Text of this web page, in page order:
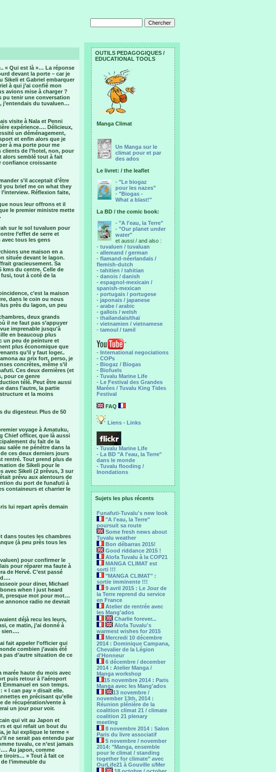
OUTILS PEDAGOGIQUES /
EDUCATIONAL TOOLS
Manga Climat
Un Manga sur le
climat pour et par
des ados
Le livret: / the leaflet
- "Le biogaz
pour les nazes"
- "Biogas -
What a blast!"
La BD / the comic book:
- "A l'eau, la Terre"
- "Our planet under
water"
et aussi / and also :
- tuvaluen / tuvaluan
- allemand / german
- flamand-néerlandais /
flemish-dutch
- tahitien / tahitian
- danois / danish
- espagnol-mexicain /
spanish-mexican
- portugais / portugese
- japonais / japanese
- arabe / arabic
- gallois / welsh
- thaïlandais/thaï
- vietnamien / vietnamese
- tamoul / tamil
- International negociations
- COPs
- Biogaz / Biogas
- Biofuels
- Tuvalu Marine Life
- Le Festival des Grandes
Marées / Tuvalu King Tides
Festival
FAQ
Liens - Links
- Tuvalu Marine Life
- La BD "A l'eau, la Terre"
dans le monde
- Tuvalu flooding /
Inondations
Sujets les plus récents
Funafuti-Tuvalu's new look
"A l'eau, la Terre"
poursuit sa route
Some fresh news about
Tuvalu weather
Bon débarras 2015!
Good riddance 2015 !
Alofa Tuvalu à la COP21
MANGA CLIMAT est
sorti !!!
"MANGA CLIMAT" :
sortie imminente !!!
9 avril 2015 : Le Jour de
la Terre reprend du service
en France
Atelier de rentrée avec
les Mang'ados
Charlie forever...
Alofa Tuvalu's
warmest wishes for 2015
Mercredi 10 décembre
2014 : Dominique Campana,
Chevalier de la Légion
d'Honneur
6 décembre / december
2014 : Atelier Manga /
Manga workshop
15 novembre 2014 : Paris
Manga avec les Mang'ados
13 novembre /
november 13th, 2014 :
Réunion plénière de la
coalition climat 21 / climate
coalition 21 plenary
meeting
8 novembre 2014 : Salon
Paris du livre associatif
5 novembre / november
2014: "Manga, ensemble
pour le climat / standing
together for climate" avec
OurLife21 à Gouville s/Mer
« Qui est là »… La réponse
devant la porte – car je
Sikeli et Gabriel embarquer
à qui j’ai confié mon
avions mise à charger ?
pu tenir une conversation
j’entendais du tuvaluen…
visite à Nala et Penni
expérience…. Délicieux,
un déménagement,
et enfin alors que je
à ma porte pour me
clients de l’hotel, non, pour
alors semblé tout à fait
confiance croissante
s’il acceptait d’être
you brief me on what they
Réflexion faite,
nous leur offrons et il
le premier ministre mette
sur le sol tuvaluen pour
l’effet de serre et
avec tous les gens
une maison en a
située devant le lagon.
gracieusement. Sa
kms du centre. Celle de
tout à coté de la
c’est la maison
dans le coin ou nous
près du lagon, un peu
deux grands
il ne faut pas s’appuyer
imprenable jusqu'à
en beaucoup plus
un peu de peinture et
plus économique que
qu’il y faut loger..
au prix fort, perso, je
concrètes, même s’il
Ces deux dernières (et
pour ce genre
télé. Peut être aussi
dans l’autre, la partie
et la moins
du digesteur. Plus de 50
voyage à Amatuku,
Chief officer, que là aussi
du fait de la
salée ne pénètre dans la
ces deux derniers jours
rentré. Tout prend plus de
de Sikeli pour le
avec Sikeli (2 prévus, 3 sur
prévu aux alentours de
du port de funafuti à
containeurs et charrier le
lui repart après demain
dans toutes les chambres
(à peu près tous les
pour confirmer le
pour réparer ma faute à
de Hervé. C’est passé
pour diner, Michael
when I just heard
presque mot pour mot…
annonce radio ne devrait
déjà recu les leurs,
ce matin, j’ai donné à
sien….
fait appeler l’officier qui
combien j’avais été
pas d’autre situation de ce
marée haute du mois avec
puis retour à l’aéroport
Emmanuel en son temps.
« I can pay » disait elle.
en précisant qu’elle
de récupération/vente à
un jour pour voir.
qui vit au Japon et
et qui refait un bout du
je lui explique le terme «
ne serait pas entendu par
tuvalu, ce n’est jamais
Au japon, comme
tiroirs… » Tout à fait ce
l’immeuble du